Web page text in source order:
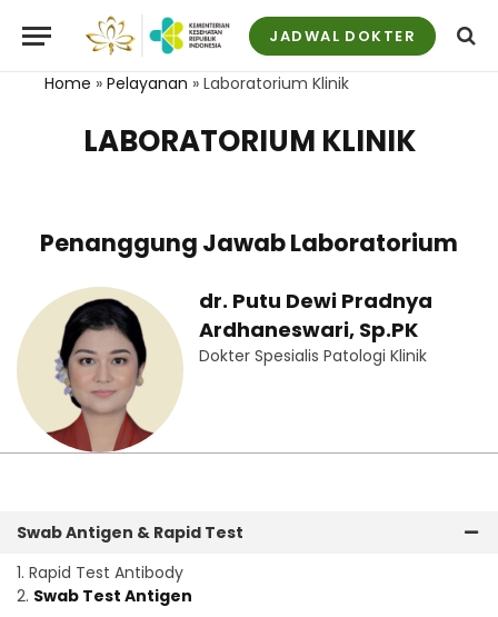
JADWAL DOKTER
Home » Pelayanan » Laboratorium Klinik
LABORATORIUM KLINIK
Penanggung Jawab Laboratorium
dr. Putu Dewi Pradnya
Ardhaneswari, Sp.PK
Dokter Spesialis Patologi Klinik
Swab Antigen & Rapid Test
1. Rapid Test Antibody
2. Swab Test Antigen